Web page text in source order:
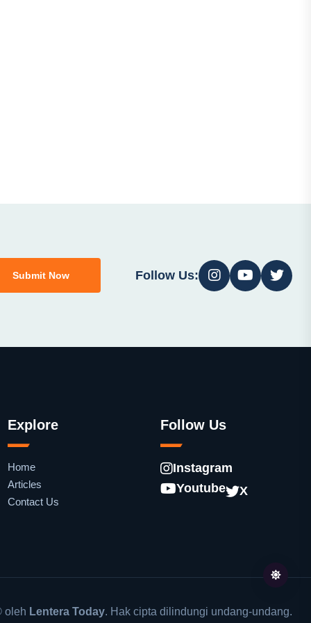
Submit Now Follow Us:
Explore
Home
Articles
Contact Us
Follow Us
Instagram
Youtube
X
oleh Lentera Today. Hak cipta dilindungi undang-undang.